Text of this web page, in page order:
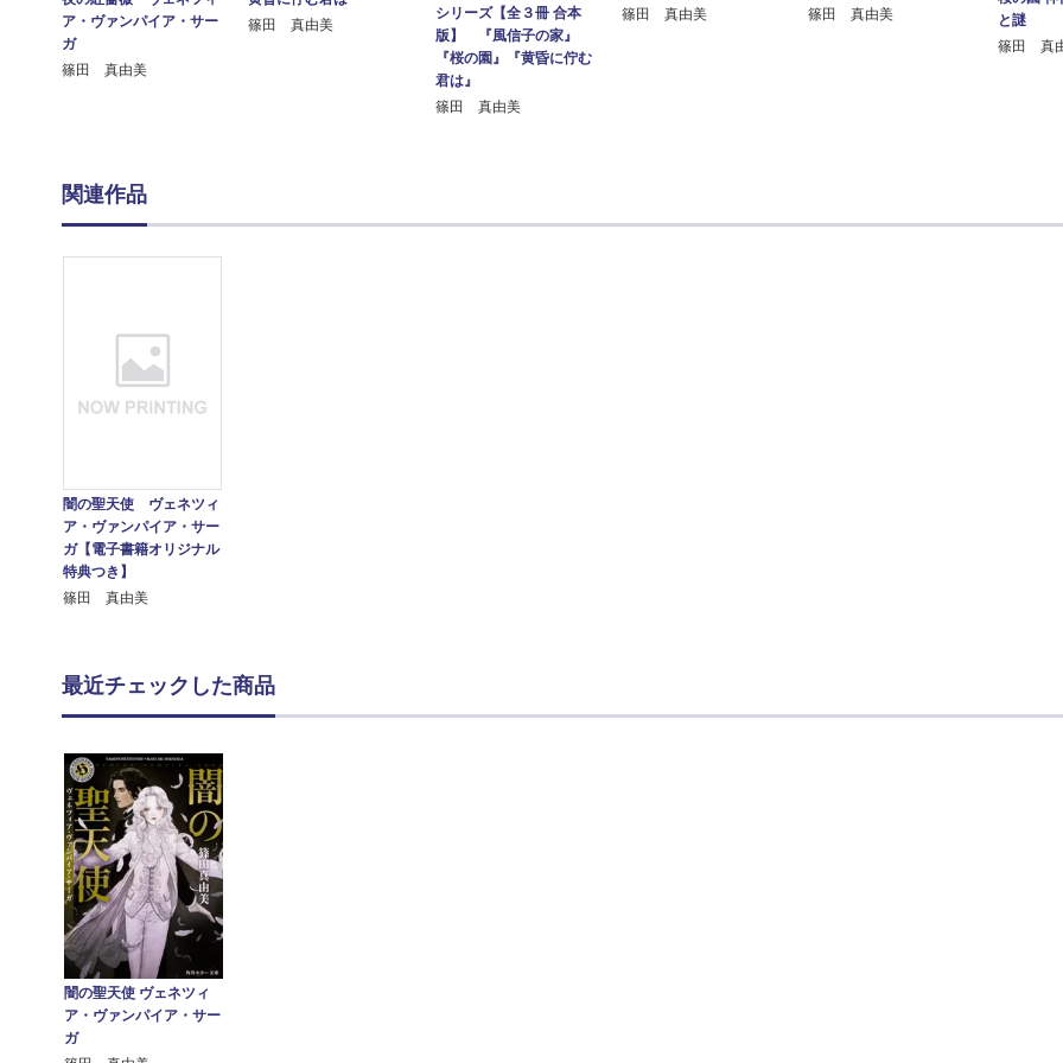
ア・ヴァンパイア・サー
ガ
篠田 真由美
篠田 真由美
シリーズ【全３冊 合本
版】 『風信子の家』
『桜の園』『黄昏に佇む
君は』
篠田 真由美
篠田 真由美 篠田 真由美
と謎
篠田 真
関連作品
闇の聖天使 ヴェネツィ
ア・ヴァンパイア・サー
ガ【電子書籍オリジナル
特典つき】
篠田 真由美
最近チェックした商品
闇の聖天使 ヴェネツィ
ア・ヴァンパイア・サー
ガ